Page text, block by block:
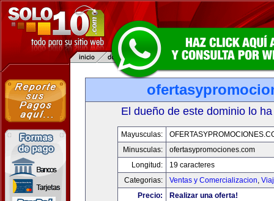
El dueño de este dominio lo
Mayusculas:
Minusculas:
ofertasypromociones.com
Longitud:
19 caracteres
Categorias:
Ventas y Comercializacion,
Precio:
Realizar una oferta!